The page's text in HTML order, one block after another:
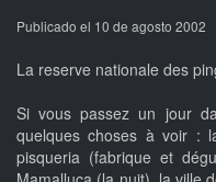
Publicado el 10 de agosto 2002
La reserve nationale des
Si vous passez un jour
quelques choses à voir :
pisqueria (fabrique et